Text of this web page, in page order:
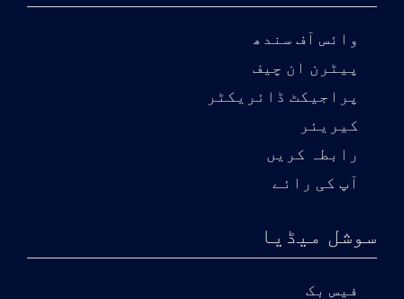
وائس آف سندھ
پیٹرن ان چیف
پراجیکٹ ڈائریکٹر
کیریئر
رابطہ کریں
آپ کی رائے
سوشل میڈیا
فیس بک